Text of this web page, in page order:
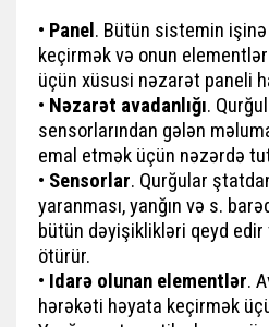
• Panel . Bütün sistemin
keçirmək və onun
üçün xüsusi nəzarət paneli
• Nəzarət avadanlığı.
sensorlarından gələn
emal etmək üçün nəzərdə
• Sensorlar. Qurğular
yaranması, yanğın və s.
bütün dəyişiklikləri qeyd
ötürür.
• Idarə olunan elementlər.
hərəkəti həyata keçirmək